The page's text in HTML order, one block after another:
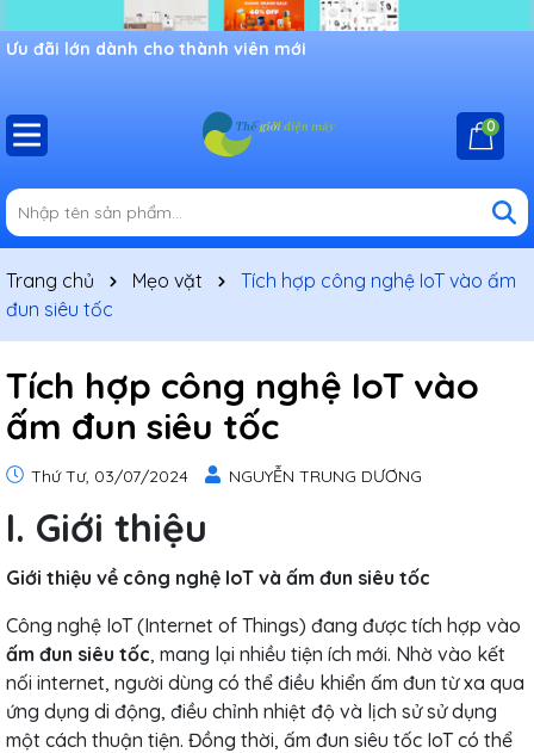
Ưu đãi lớn dành cho thành viên mới
0
Trang chủ Mẹo vặt
Tích hợp công nghệ IoT vào ấm
đun siêu tốc
Tích hợp công nghệ IoT vào
ấm đun siêu tốc
Thứ Tư, 03/07/2024 NGUYỄN TRUNG DƯƠNG
I. Giới thiệu
Giới thiệu về công nghệ IoT và ấm đun siêu tốc
Công nghệ IoT (Internet of Things) đang được tích hợp vào
ấm đun siêu tốc, mang lại nhiều tiện ích mới. Nhờ vào kết
nối internet, người dùng có thể điều khiển ấm đun từ xa qua
ứng dụng di động, điều chỉnh nhiệt độ và lịch sử sử dụng
một cách thuận tiện. Đồng thời, ấm đun siêu tốc IoT có thể